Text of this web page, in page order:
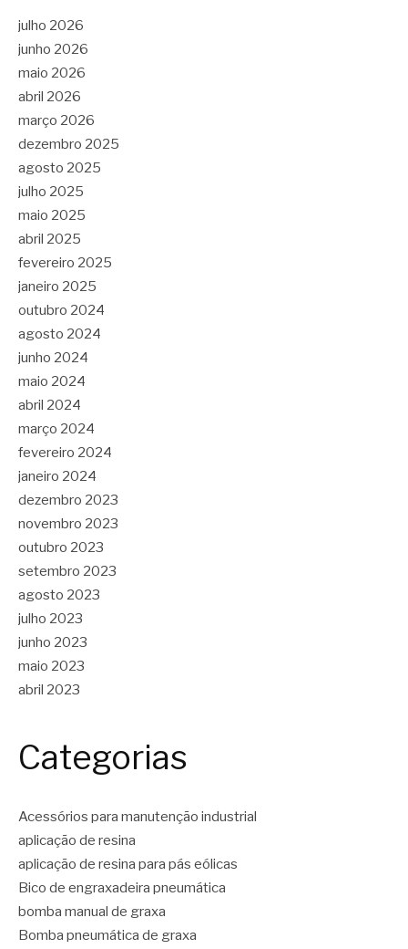
julho 2026
junho 2026
maio 2026
abril 2026
março 2026
dezembro 2025
agosto 2025
julho 2025
maio 2025
abril 2025
fevereiro 2025
janeiro 2025
outubro 2024
agosto 2024
junho 2024
maio 2024
abril 2024
março 2024
fevereiro 2024
janeiro 2024
dezembro 2023
novembro 2023
outubro 2023
setembro 2023
agosto 2023
julho 2023
junho 2023
maio 2023
abril 2023
Categorias
Acessórios para manutenção industrial
aplicação de resina
aplicação de resina para pás eólicas
Bico de engraxadeira pneumática
bomba manual de graxa
Bomba pneumática de graxa